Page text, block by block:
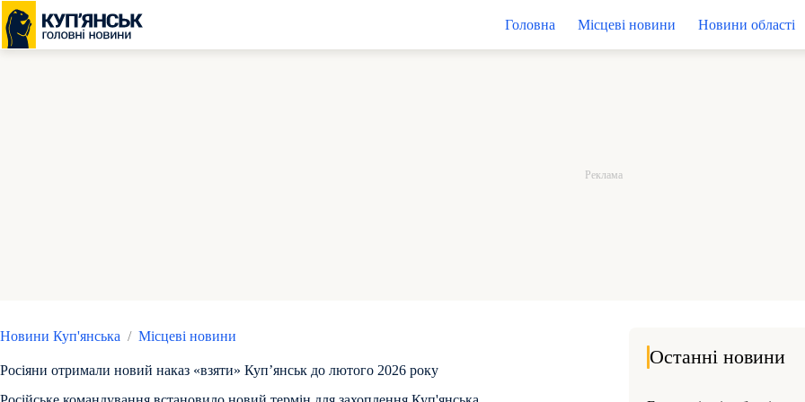
Перейти
до
вмісту
Головна Місцеві новини Новини області
Новини Куп'янська / Місцеві новини
Росіяни отримали новий наказ «взяти» Куп’янськ до лютого 2026 року
Останні новини